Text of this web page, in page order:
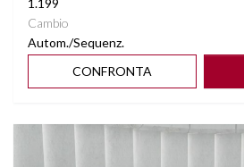
Cambio
Autom./Sequenz.
CONFRONTA
Vedi dettagli